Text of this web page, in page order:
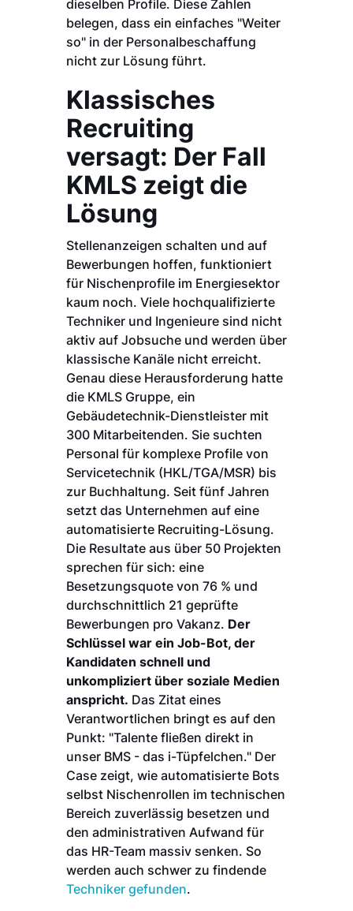
dieselben Profile. Diese Zahlen
belegen, dass ein einfaches "Weiter
so" in der Personalbeschaffung
nicht zur Lösung führt.
Klassisches
Recruiting
versagt: Der Fall
KMLS zeigt die
Lösung
Stellenanzeigen schalten und auf
Bewerbungen hoffen, funktioniert
für Nischenprofile im Energiesektor
kaum noch. Viele hochqualifizierte
Techniker und Ingenieure sind nicht
aktiv auf Jobsuche und werden über
klassische Kanäle nicht erreicht.
Genau diese Herausforderung hatte
die KMLS Gruppe, ein
Gebäudetechnik-Dienstleister mit
300 Mitarbeitenden. Sie suchten
Personal für komplexe Profile von
Servicetechnik (HKL/TGA/MSR) bis
zur Buchhaltung. Seit fünf Jahren
setzt das Unternehmen auf eine
automatisierte Recruiting-Lösung.
Die Resultate aus über 50 Projekten
sprechen für sich: eine
Besetzungsquote von 76 % und
durchschnittlich 21 geprüfte
Bewerbungen pro Vakanz. Der
Schlüssel war ein Job-Bot, der
Kandidaten schnell und
unkompliziert über soziale Medien
anspricht. Das Zitat eines
Verantwortlichen bringt es auf den
Punkt: "Talente fließen direkt in
unser BMS - das i-Tüpfelchen." Der
Case zeigt, wie automatisierte Bots
selbst Nischenrollen im technischen
Bereich zuverlässig besetzen und
den administrativen Aufwand für
das HR-Team massiv senken. So
werden auch schwer zu findende
Techniker gefunden.